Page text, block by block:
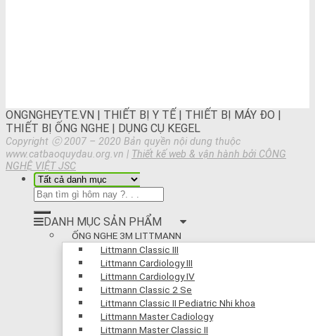
ONGNGHEYTE.VN | THIẾT BỊ Y TẾ | THIẾT BỊ MÁY ĐO |
THIẾT BỊ ỐNG NGHE | DỤNG CỤ KEGEL
Copyright ⓒ 2007 – 2020 Bản quyền nội dung thuộc
www.catbaoquydau.org.vn | Thiết kế web & vận hành bởi CÔNG
NGHỆ VIỆT JSC
DANH MỤC SẢN PHẨM
ỐNG NGHE 3M LITTMANN
Littmann Classic III
Littmann Cardiology III
Littmann Cardiology IV
Littmann Classic 2 Se
Littmann Classic II Pediatric Nhi khoa
Littmann Master Cadiology
Littmann Master Classic II